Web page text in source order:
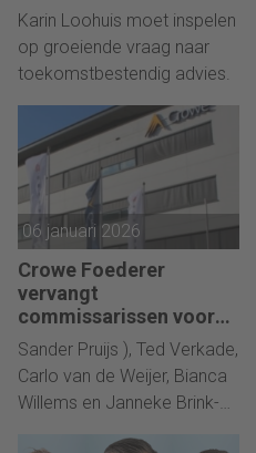
Karin Loohuis moet inspelen
op groeiende vraag naar
toekomstbestendig advies.
06 januari 2026
Crowe Foederer
vervangt
commissarissen voor
de tweede keer
Sander Pruijs ), Ted Verkade,
Carlo van de Weijer, Bianca
Willems en Janneke Brink-